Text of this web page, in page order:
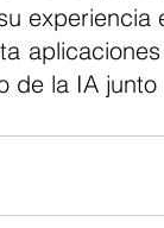
de la IA